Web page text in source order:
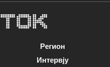
Регион
Интервју